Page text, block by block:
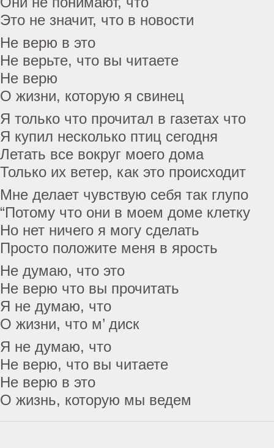
Это не значит, что в новости
Не верю в это
Не верьте, что вы читаете
Не верю
О жизни, которую я свинец
Я только что прочитал в газетах что
Я купил несколько птиц сегодня
Летать все вокруг моего дома
Только их ветер, как это происходит
Мне делает чувствую себя так глупо
“Потому что они в моем доме клетку
Но нет ничего я могу сделать
Просто положите меня в ярость
Не думаю, что это
Не верю что вы прочитать
Я не думаю, что
О жизни, что м’ диск
Я не думаю, что
Не верю, что вы читаете
Не верю в это
О жизнь, которую мы ведем